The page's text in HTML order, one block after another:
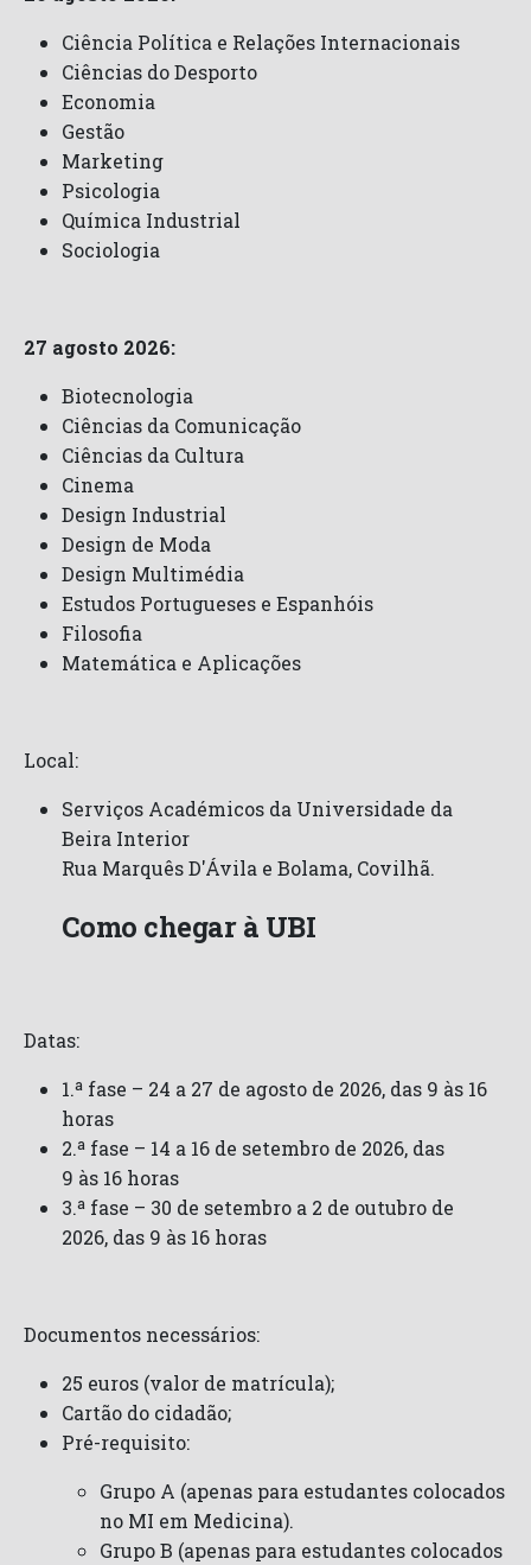
Ciência Política e Relações Internacionais
Ciências do Desporto
Economia
Gestão
Marketing
Psicologia
Química Industrial
Sociologia
27 agosto 2026:
Biotecnologia
Ciências da Comunicação
Ciências da Cultura
Cinema
Design Industrial
Design de Moda
Design Multimédia
Estudos Portugueses e Espanhóis
Filosofia
Matemática e Aplicações
Local:
Serviços Académicos da Universidade da
Beira Interior
Rua Marquês D'Ávila e Bolama, Covilhã.
Como chegar à UBI
Datas:
1.ª fase – 24 a 27 de agosto de 2026, das 9 às 16
horas
2.ª fase – 14 a 16 de setembro de 2026, das
9 às 16 horas
3.ª fase – 30 de setembro a 2 de outubro de
2026, das 9 às 16 horas
Documentos necessários:
25 euros (valor de matrícula);
Cartão do cidadão;
Pré-requisito:
Grupo A (apenas para estudantes colocados
no MI em Medicina).
Grupo B (apenas para estudantes colocados